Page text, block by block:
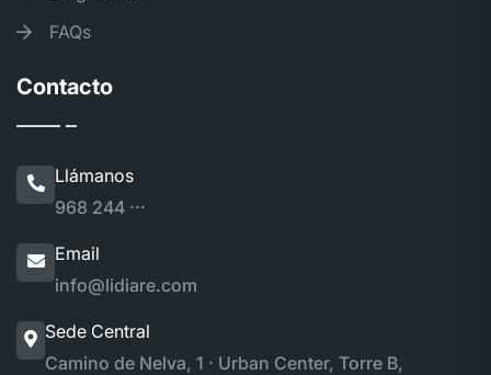
FAQs
Contacto
Llámanos
968 244 ···
Email
info@lidiare.com
Sede Central
Camino de Nelva, 1 · Urban Center, Torre B,